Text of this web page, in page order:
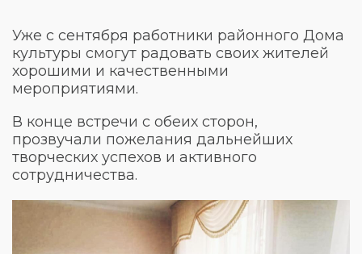
Уже с сентября работники районного Дома
культуры смогут радовать своих жителей
хорошими и качественными
мероприятиями.
В конце встречи с обеих сторон,
прозвучали пожелания дальнейших
творческих успехов и активного
сотрудничества.